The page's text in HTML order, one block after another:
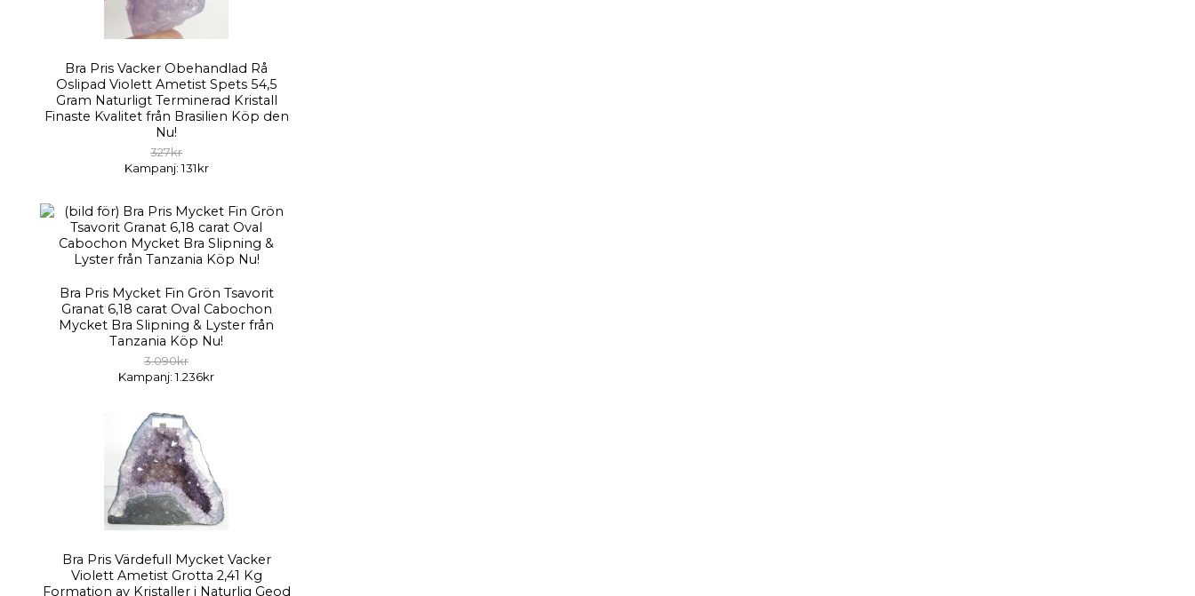
Bra Pris Vacker Obehandlad Rå
Oslipad Violett Ametist Spets 54,5
Gram Naturligt Terminerad Kristall
Finaste Kvalitet från Brasilien Köp den
Nu!
327kr
Kampanj: 131kr
Bra Pris Mycket Fin Grön Tsavorit
Granat 6,18 carat Oval Cabochon
Mycket Bra Slipning & Lyster från
Tanzania Köp Nu!
3.090kr
Kampanj: 1.236kr
Bra Pris Värdefull Mycket Vacker
Violett Ametist Grotta 2,41 Kg
Formation av Kristaller i Naturlig Geod